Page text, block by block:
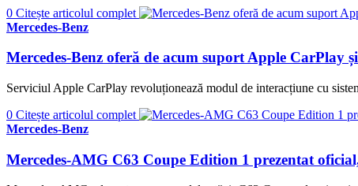
0 Citește articolul complet
Mercedes-Benz
Mercedes-Benz oferă de acum suport Apple CarPlay
Serviciul Apple CarPlay revoluționează modul de interacțiune cu
0 Citește articolul complet
Mercedes-Benz
Mercedes-AMG C63 Coupe Edition 1 prezentat